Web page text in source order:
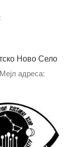
Ново Село
Мејл адреса: